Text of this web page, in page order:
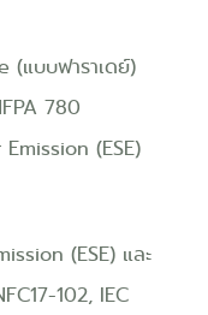
(แบบฟาราเดย์)
780
(ESE)
(ESE) และ
102, IEC